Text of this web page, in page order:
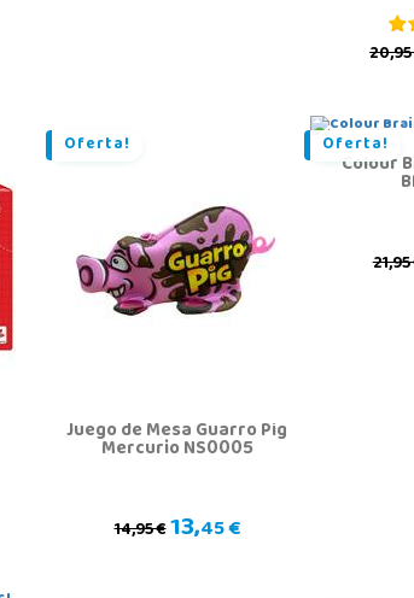
Oferta!
Juego de Mesa Guarro Pig
Mercurio NS0005
14,95 €13,45 €
Oferta!
Colour